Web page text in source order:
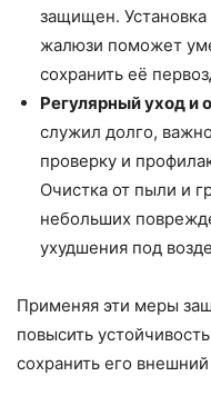
защищен.
жалюзи поможет
сохранить её
Регулярный уход и
служил долго,
проверку и
Очистка от пыли и
небольших
ухудшения под
Применяя эти меры
повысить
сохранить его